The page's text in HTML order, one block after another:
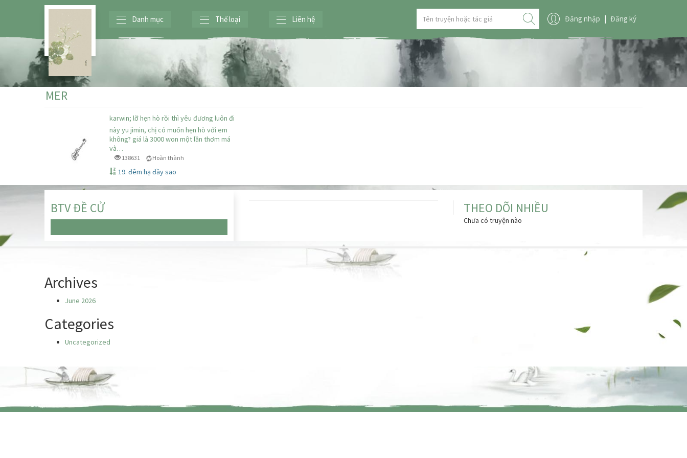
Danh mục Thể loại Liên hệ Đăng nhập | Đăng ký
MER
karwin; lỡ hẹn hò rồi thì yêu đương luôn đi
này yu jimin, chị có muốn hẹn hò với em
không? giá là 3000 won một lần thơm má
và…
138631 Hoàn thành
19. đêm hạ đầy sao
BTV ĐỀ CỬ THEO DÕI NHIỀU
Chưa có truyện nào
Archives
June 2026
Categories
Uncategorized